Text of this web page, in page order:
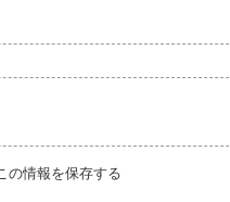
の情報を保存する